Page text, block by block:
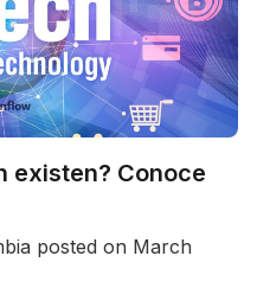
existen? Conoce
posted on March